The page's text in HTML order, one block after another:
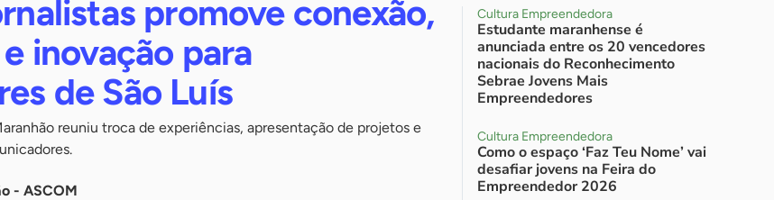
promove conexão,
inovação para
de São Luís
reuniu troca de experiências, apresentação de projetos e
- ASCOM
Cultura Empreendedora
Estudante maranhense é
anunciada entre os 20 vencedores
nacionais do Reconhecimento
Sebrae Jovens Mais
Empreendedores
Cultura Empreendedora
Como o espaço ‘Faz Teu Nome’ vai
desafiar jovens na Feira do
Empreendedor 2026